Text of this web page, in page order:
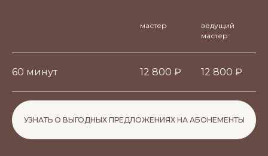
мастер
ведущий
мастер
60 минут 12 800 ₽ 12 800 ₽
УЗНАТЬ О ВЫГОДНЫХ ПРЕДЛОЖЕНИЯХ НА АБОНЕМЕНТЫ